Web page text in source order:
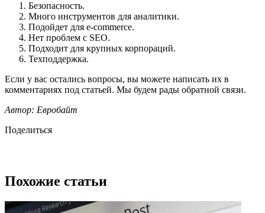
Безопасность.
Много инструментов для аналитики.
Подойдет для e-commerce.
Нет проблем с SEO.
Подходит для крупных корпораций.
Техподдержка.
Если у вас остались вопросы, вы можете написать их в
комментариях под статьей. Мы будем рады обратной связи.
Автор: Евробайт
Поделиться
Похожие статьи